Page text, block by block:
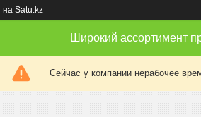
на Satu.kz
Широкий ассортимент
Сейчас у компании нерабочее